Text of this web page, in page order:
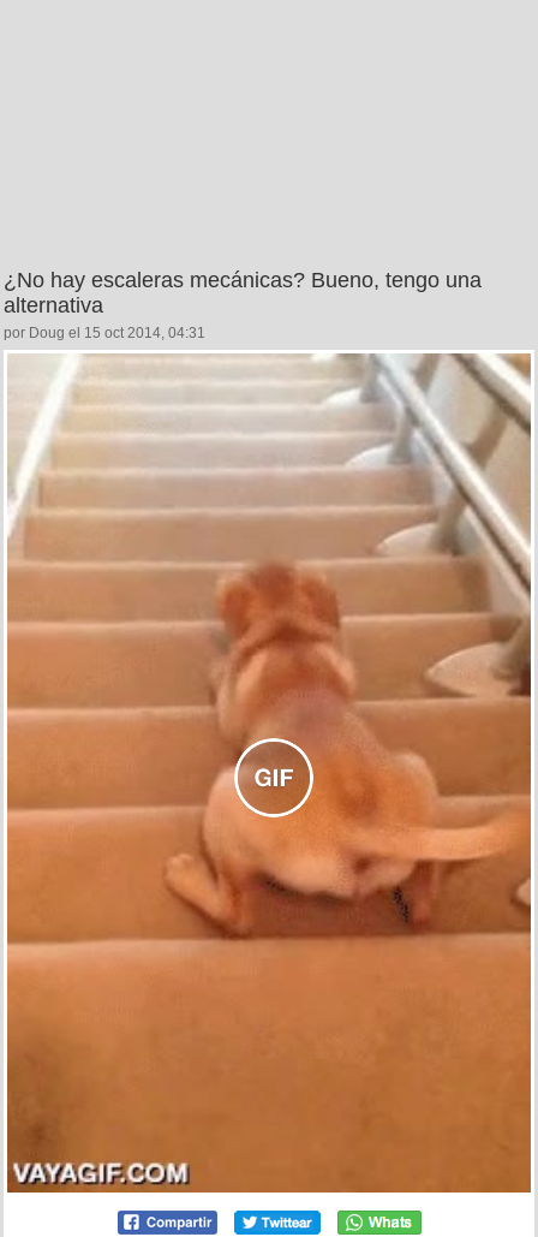
¿No hay escaleras mecánicas? Bueno, tengo una
alternativa
por Doug el 15 oct 2014, 04:31